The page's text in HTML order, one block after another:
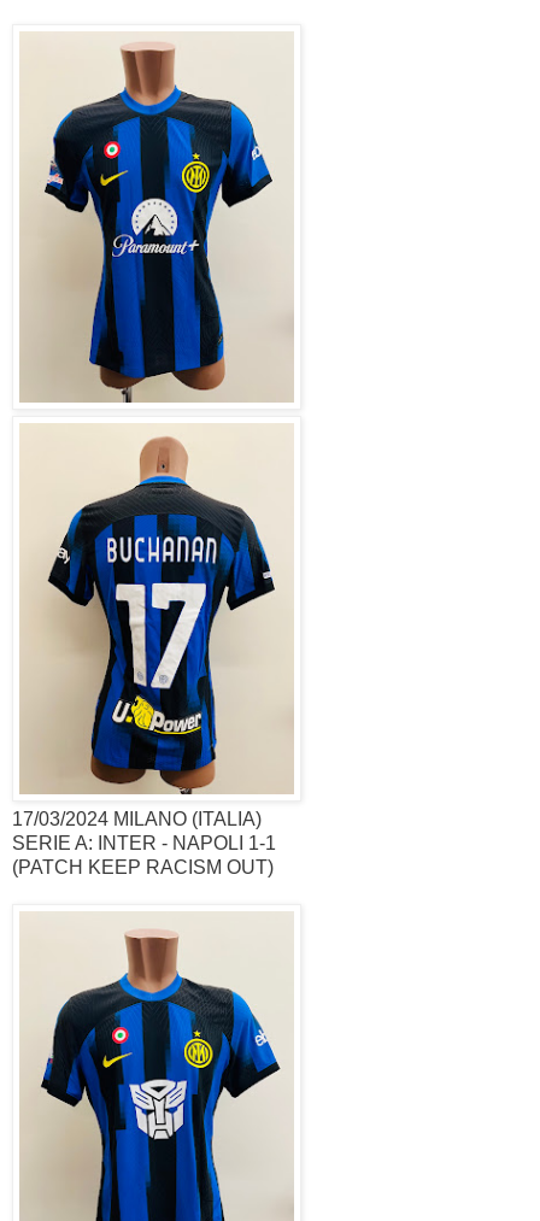
17/03/2024 MILANO (ITALIA)
SERIE A: INTER - NAPOLI 1-1
(PATCH KEEP RACISM OUT)